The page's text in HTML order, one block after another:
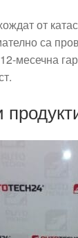
от
са
месечна